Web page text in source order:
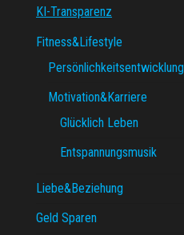
KI-Transparenz
Fitness&Lifestyle
Persönlichkeitsentwicklung
Motivation&Karriere
Glücklich Leben
Entspannungsmusik
Liebe&Beziehung
Geld Sparen